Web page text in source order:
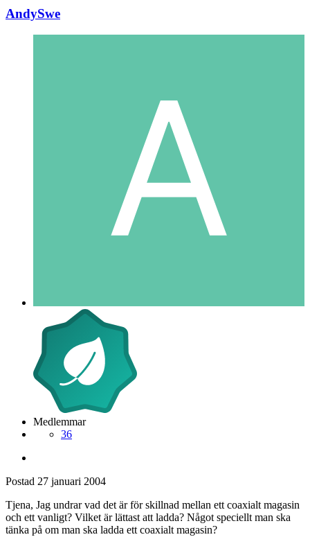
AndySwe
Medlemmar
36
Postad 27 januari 2004
Tjena, Jag undrar vad det är för skillnad mellan ett coaxialt magasin
och ett vanligt? Vilket är lättast att ladda? Något speciellt man ska
tänka på om man ska ladda ett coaxialt magasin?